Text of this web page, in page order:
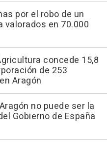
por el robo de un
valorados en 70.000
concede 15,8
de 253
Aragón
no puede ser la
Gobierno de España